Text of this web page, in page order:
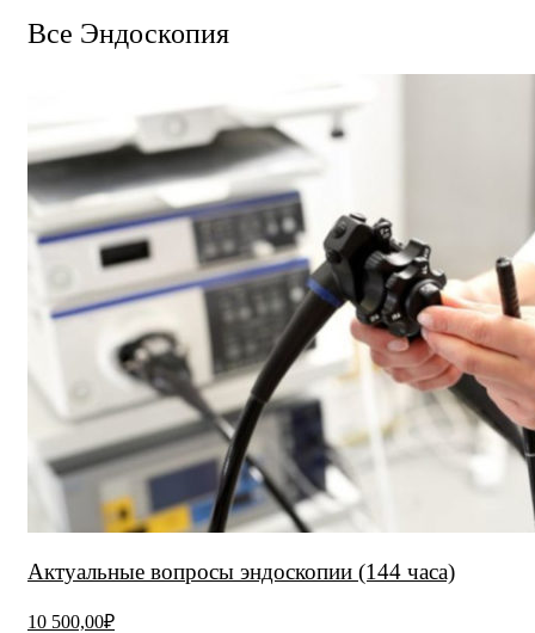
Все Эндоскопия
Актуальные вопросы эндоскопии (144 часа)
10 500,00₽